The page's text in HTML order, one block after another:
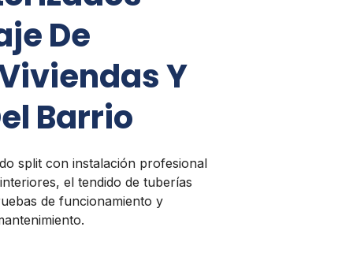
De
Y
Barrio
split con instalación profesional
el tendido de tuberías
de funcionamiento y